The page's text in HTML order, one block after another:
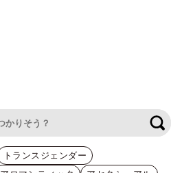
トランスジェンダー